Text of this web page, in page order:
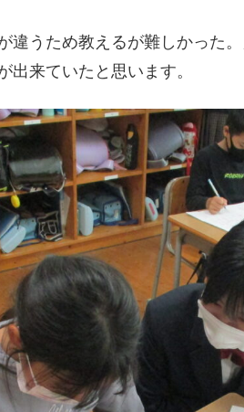
違うため教えるが難しかった
出来ていたと思います。